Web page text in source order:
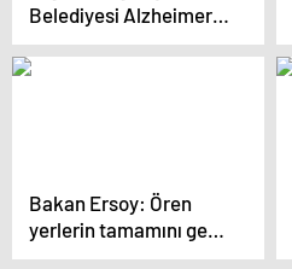
Belediyesi Alzheimer
Merkezi’ni Hayata
Geçiriyor
Bakan Ersoy: Ören
yerlerin tamamını gece
müzeciliği kapsamına